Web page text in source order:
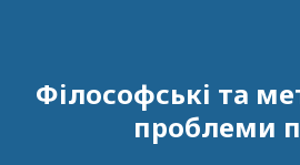
Філософські та
проблеми